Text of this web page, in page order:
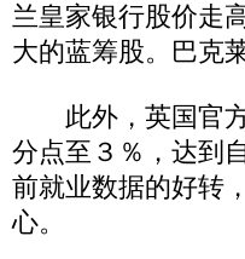
兰皇家银行股价走
大的蓝筹股。巴克
此外，英国官方
分点至３％，达到
前就业数据的好转
心。